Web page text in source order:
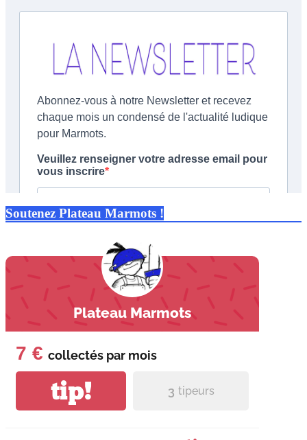
Soutenez Plateau Marmots !
Plateau Marmots
7 € collectés par mois
tip! 3 tipeurs